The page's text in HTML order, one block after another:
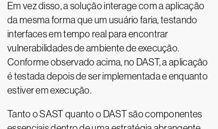
Em vez disso, a solução interage com a aplicação
da mesma forma que um usuário faria, testando
interfaces em tempo real para encontrar
vulnerabilidades de ambiente de execução.
Conforme observado acima, no DAST, a aplicação
é testada depois de ser implementada e enquanto
estiver em execução.
Tanto o SAST quanto o DAST são componentes